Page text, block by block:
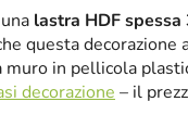
lastra HDF spessa
questa
in pellicola
decorazione – il